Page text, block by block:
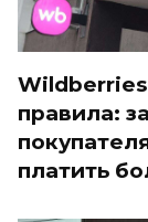
правила:
платить